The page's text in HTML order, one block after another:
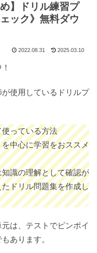
】ドリル練習プ
ック》無料ダウ
2022.08.31 2025.03.10
使用しているドリルプ
っている方法
中心に学習をおススメ
識の理解として確認が
ドリル問題集を作成し
は、テストでピンポイ
あります。